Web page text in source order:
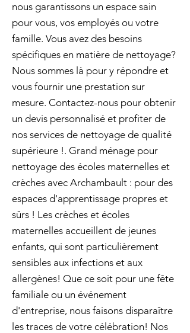
nous garantissons un espace sain
pour vous, vos employés ou votre
famille. Vous avez des besoins
spécifiques en matière de nettoyage?
Nous sommes là pour y répondre et
vous fournir une prestation sur
mesure. Contactez-nous pour obtenir
un devis personnalisé et profiter de
nos services de nettoyage de qualité
supérieure !. Grand ménage pour
nettoyage des écoles maternelles et
crèches avec Archambault : pour des
espaces d'apprentissage propres et
sûrs ! Les crèches et écoles
maternelles accueillent de jeunes
enfants, qui sont particulièrement
sensibles aux infections et aux
allergènes! Que ce soit pour une fête
familiale ou un événement
d'entreprise, nous faisons disparaître
les traces de votre célébration! Nos